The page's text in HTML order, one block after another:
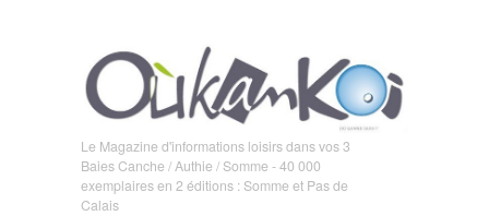
Le Magazine d'informations loisirs dans vos 3
Baies Canche / Authie / Somme - 40 000
exemplaires en 2 éditions : Somme et Pas de
Calais